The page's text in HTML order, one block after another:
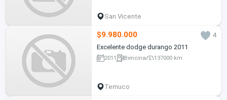
San Vicente
$9.980.000
4
Excelente dodge durango 2011
2011 Bencina 137000 km
Temuco